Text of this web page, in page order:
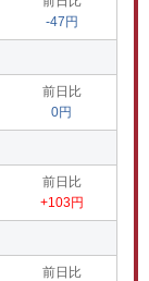
-47円
前日比
0円
前日比
+103円
前日比